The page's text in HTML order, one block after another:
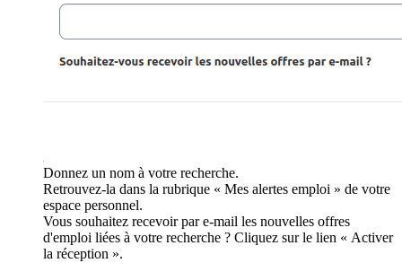
Donnez un nom à votre recherche.
Retrouvez-la dans la rubrique « Mes alertes emploi » de votre
espace personnel.
Vous souhaitez recevoir par e-mail les nouvelles offres
d'emploi liées à votre recherche ? Cliquez sur le lien « Activer
la réception ».